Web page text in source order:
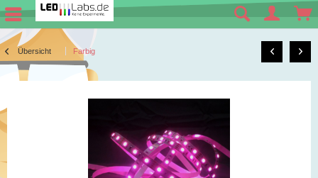
Übersicht Farbig